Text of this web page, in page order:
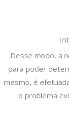
Desse modo, a
para poder
mesmo, é
o problema